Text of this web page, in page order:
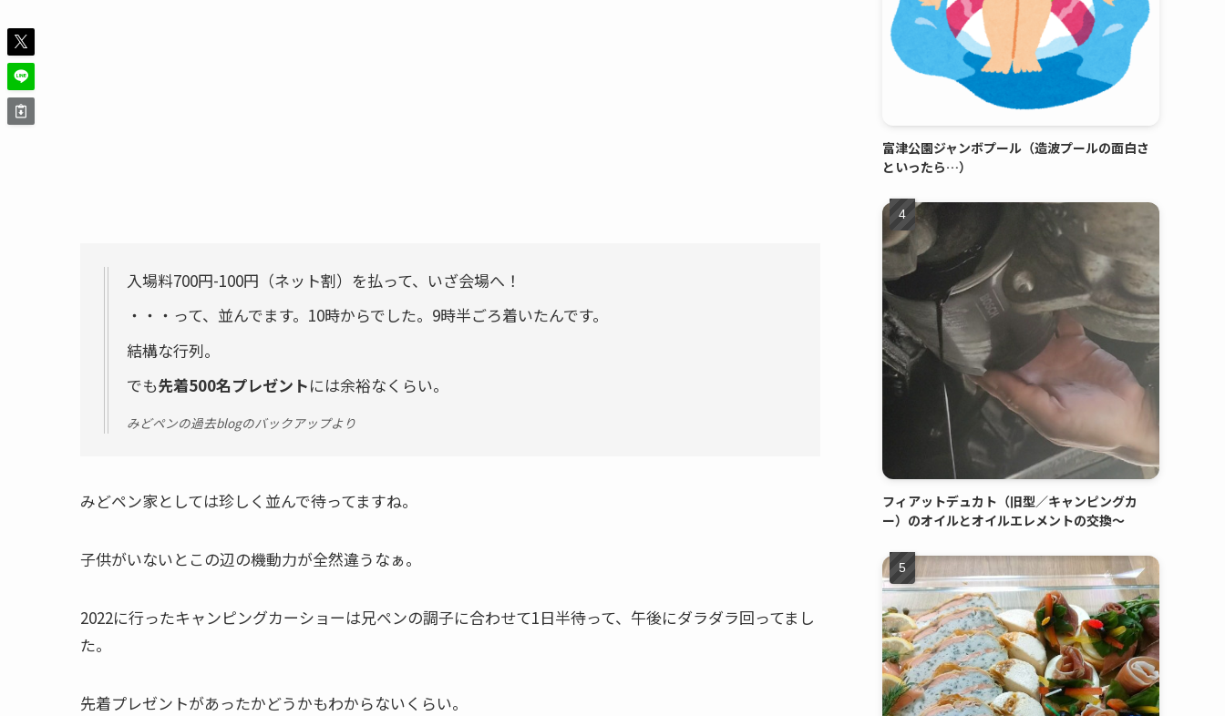
入場料700円-100円（ネット割）を払って、いざ会場へ！
・・・って、並んでます。10時からでした。9時半ごろ着いたんです。
結構な行列。
でも先着500名プレゼントには余裕なくらい。
みどペンの過去blogのバックアップより
みどペン家としては珍しく並んで待ってますね。
子供がいないとこの辺の機動力が全然違う なぁ。
2022に行ったキャンピングカーショーは兄ペンの調子に合わせて1日半待って、午後にダラダラ回ってまし
た。
先着プレゼントがあったかどうかもわからないくらい。
富津公園ジャンボプール（造波プールの面白さ
といったら…）
フィアットデュカト（旧型／キャンピングカ
ー）のオイルとオイルエレメントの交換～